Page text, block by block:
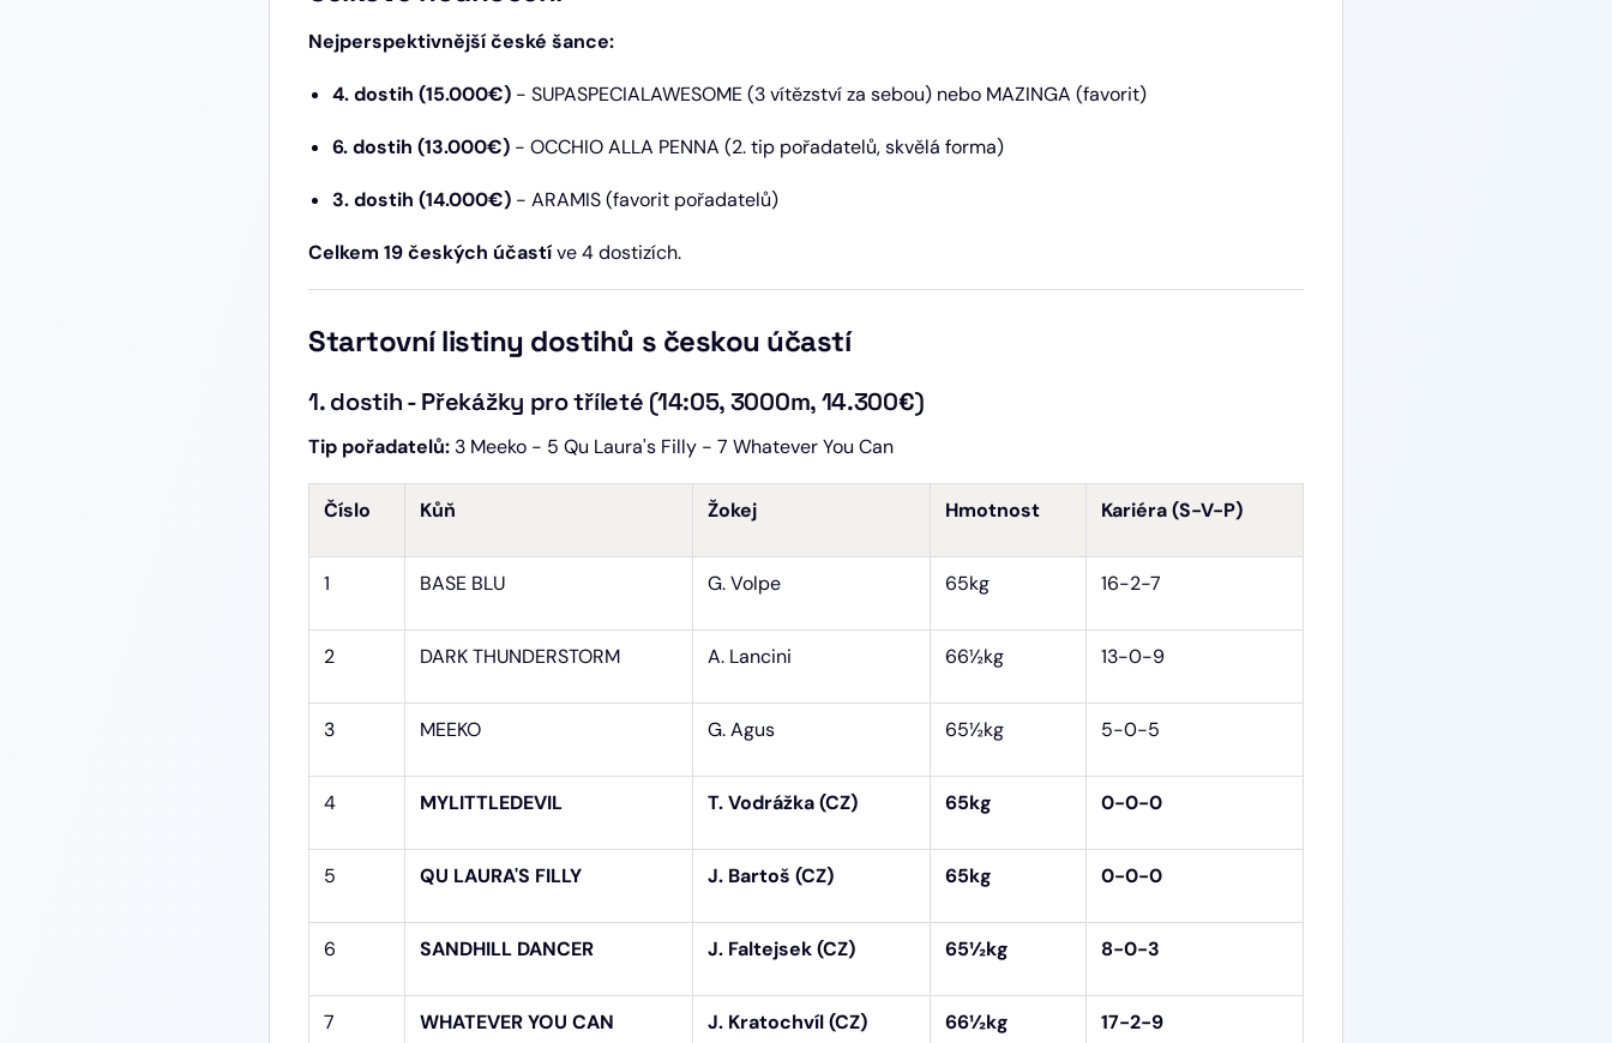
Nejperspektivnější české šance:
4. dostih (15.000€) - SUPASPECIALAWESOME (3 vítězství za sebou) nebo MAZINGA (favorit)
6. dostih (13.000€) - OCCHIO ALLA PENNA (2. tip pořadatelů, skvělá forma)
3. dostih (14.000€) - ARAMIS (favorit pořadatelů)
Celkem 19 českých účastíve 4 dostizích.
Startovní listiny dostihů s českou účastí
1. dostih - Překážky pro tříleté (14:05, 3000m, 14.300€)
Tip pořadatelů: 3 Meeko - 5 Qu Laura's Filly - 7 Whatever You Can
Číslo Kůň Žokej Hmotnost Kariéra (S-V-P)
1 BASE BLU G. Volpe 65kg 16-2-7
2 DARK THUNDERSTORM A. Lancini 66½kg 13-0-9
3 MEEKO G. Agus 65½kg 5-0-5
4 MYLITTLEDEVIL T. Vodrážka (CZ) 65kg 0-0-0
5 QU LAURA'S FILLY J. Bartoš (CZ) 65kg 0-0-0
6 SANDHILL DANCER J. Faltejsek (CZ) 65½kg 8-0-3
7 WHATEVER YOU CAN J. Kratochvíl (CZ) 66½kg 17-2-9